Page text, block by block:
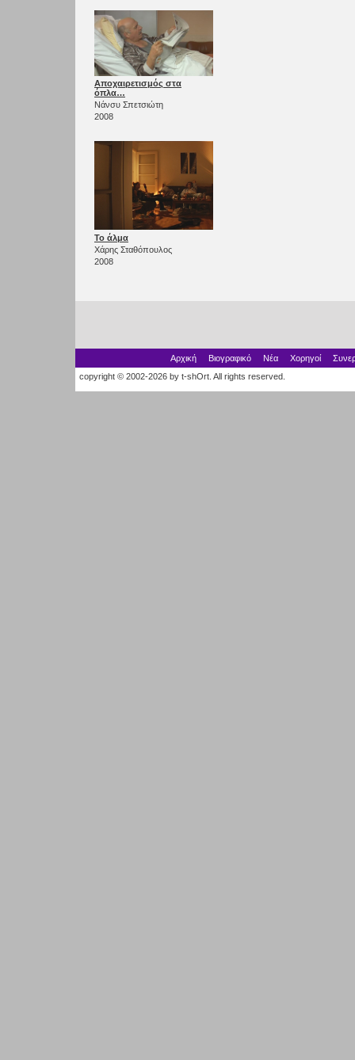
Αποχαιρετισμός στα
όπλα…
Νάνσυ Σπετσιώτη
2008
Το άλμα
Χάρης Σταθόπουλος
2008
Αρχική Βιογραφικό Νέα Χορηγοί
copyright © 2002-2026 by t-shOrt. All rights reserved.